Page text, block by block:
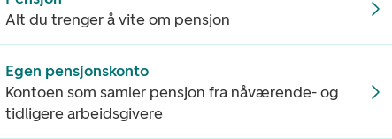
Alt du trenger å vite om pensjon
Egen pensjonskonto
Kontoen som samler pensjon fra nåværende- og
tidligere arbeidsgivere